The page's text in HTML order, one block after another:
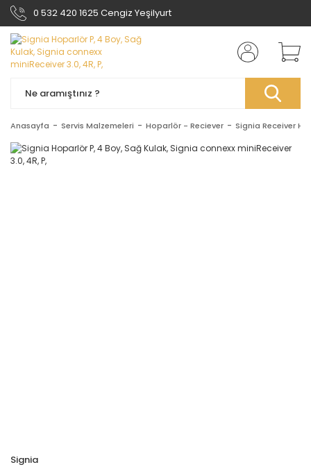
0 532 420 1625 Cengiz Yeşilyurt
Anasayfa Servis Malzemeleri Hoparlör - Reciever Signia Receiver
Signia